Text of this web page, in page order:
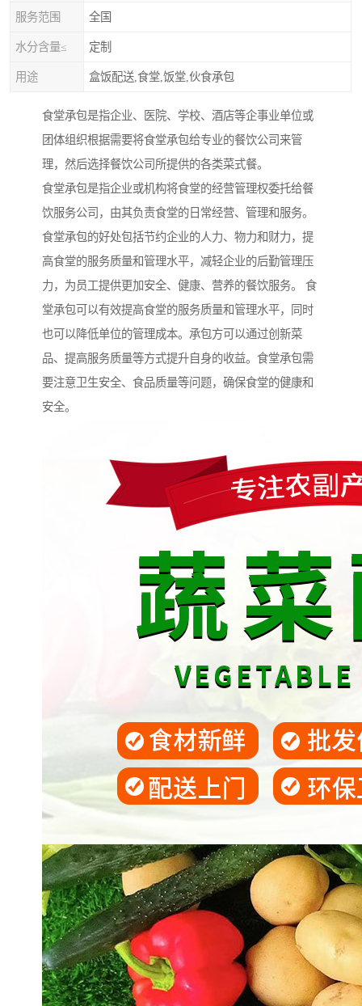
服务范围 全国
水分含量≤ 定制
用途 盒饭配送,食堂,饭堂,伙食承包
食堂承包是指企业、医院、学校、酒店等企事业单位或
团体组织根据需要将食堂承包给专业的餐饮公司来管
理，然后选择餐饮公司所提供的各类菜式餐。
食堂承包是指企业或机构将食堂的经营管理权委托给餐
饮服务公司，由其负责食堂的日常经营、管理和服务。
食堂承包的好处包括节约企业的人力、物力和财力，提
高食堂的服务质量和管理水平，减轻企业的后勤管理压
力，为员工提供更加安全、健康、营养的餐饮服务。 食
堂承包可以有效提高食堂的服务质量和管理水平，同时
也可以降低单位的管理成本。承包方可以通过创新菜
品、提高服务质量等方式提升自身的收益。食堂承包需
要注意卫生安全、食品质量等问题，确保食堂的健康和
安全。